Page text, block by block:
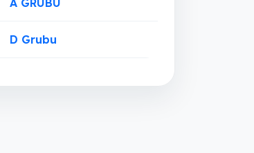
A GRUBU
D Grubu